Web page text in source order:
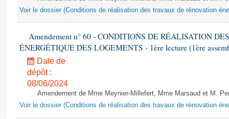
Voir le dossier (Conditions de réalisation des travaux de rénovation
Amendement n° 60 - CONDITIONS DE RÉALISATION
ÉNERGÉTIQUE DES LOGEMENTS - 1ère lecture (1ère
Date de
dépôt :
08/06/2024
Amendement de Mme Meynier-Millefert, Mme Marsaud et M.
Voir le dossier (Conditions de réalisation des travaux de rénovation